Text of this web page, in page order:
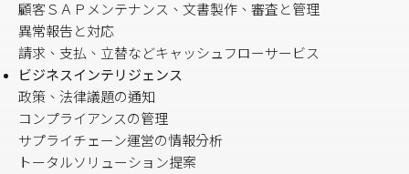
顧客ＳＡＰメンテナンス、文書製作、審査と管理
異常報告と対応
請求、支払、立替などキャッシュフローサービス
ビジネスインテリジェンス
政策、法律議題の通知
コンプライアンスの管理
サプライチェーン運営の情報分析
トータルソリューション提案